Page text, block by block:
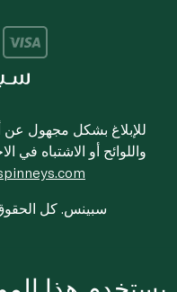
للإبلاغ بشكل مجهول عن
واللوائح أو الاشتباه في
© 2020-2026 سبينس. كل